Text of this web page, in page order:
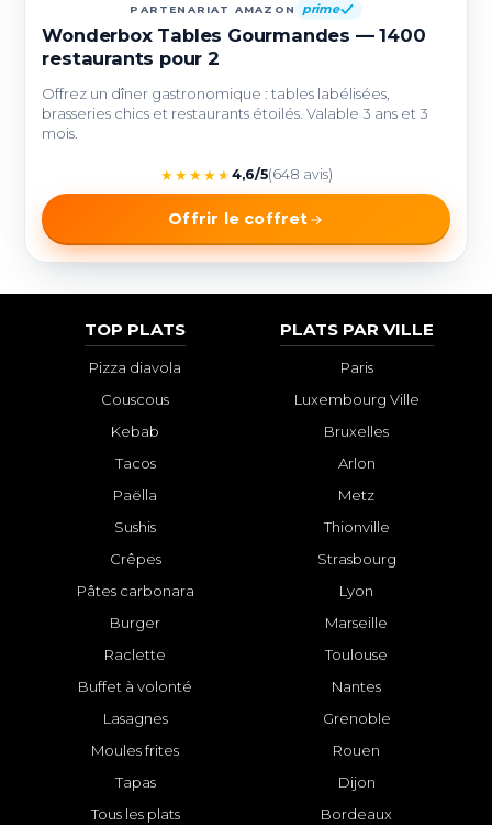
PARTENARIAT AMAZON prime
Wonderbox Tables Gourmandes — 1400
restaurants pour 2
Offrez un dîner gastronomique : tables labélisées,
brasseries chics et restaurants étoilés. Valable 3 ans et 3
mois.
★★★★★ 4,6/5(648 avis)
Offrir le coffret
TOP PLATS
Pizza diavola
Couscous
Kebab
Tacos
Paëlla
Sushis
Crêpes
Pâtes carbonara
Burger
Raclette
Buffet à volonté
Lasagnes
Moules frites
Tapas
Tous les plats
PLATS PAR VILLE
Paris
Luxembourg Ville
Bruxelles
Arlon
Metz
Thionville
Strasbourg
Lyon
Marseille
Toulouse
Nantes
Grenoble
Rouen
Dijon
Bordeaux